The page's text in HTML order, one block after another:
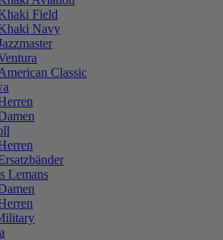
Field
Navy
Classic
Lemans